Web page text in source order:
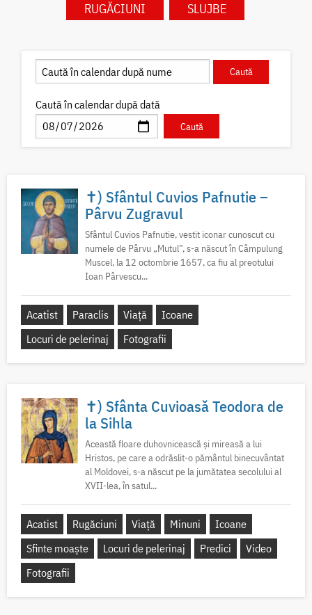
RUGĂCIUNI
SLUJBE
Caută în calendar după dată
✝) Sfântul Cuvios Pafnutie –
Pârvu Zugravul
Sfântul Cuvios Pafnutie, vestit iconar cunoscut cu
numele de Pârvu „Mutul”, s-a născut în Câmpulung
Muscel, la 12 octombrie 1657, ca fiu al preotului
Ioan Pârvescu...
Acatist Paraclis Viață
Icoane
Locuri de pelerinaj
Fotografii
✝) Sfânta Cuvioasă Teodora de
la Sihla
Această floare duhovnicească și mireasă a lui
Hristos, pe care a odrăslit-o pământul binecuvântat
al Moldovei, s-a născut pe la jumătatea secolului al
XVII-lea, în satul...
Acatist Rugăciuni Viață Minuni
Icoane
Sfinte moaște
Locuri de pelerinaj Predici
Video
Fotografii